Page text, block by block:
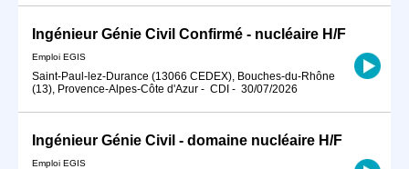
Ingénieur Génie Civil Confirmé - nucléaire H/F
Emploi EGIS
Saint-Paul-lez-Durance (13066 CEDEX), Bouches-du-Rhône
(13), Provence-Alpes-Côte d'Azur - CDI - 30/07/2026
Ingénieur Génie Civil - domaine nucléaire H/F
Emploi EGIS